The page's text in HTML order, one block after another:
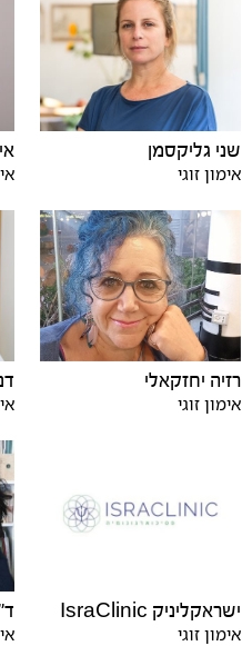
שני גליקסמן
אימון זוגי
רזיה יחזקאלי
אימון זוגי
ישראקליניק IsraClinic
אימון זוגי